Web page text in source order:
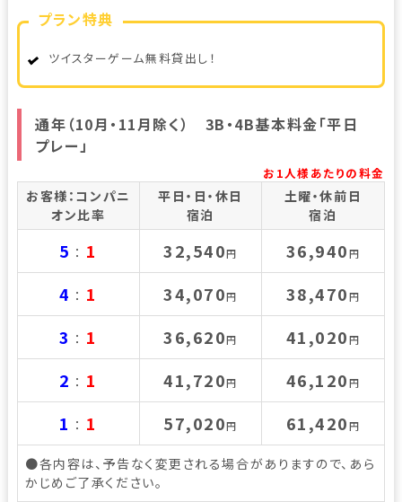
プラン特典
ツイスターゲーム無料貸出し！
通年（10月・11月除く） 3B・4B基本料金「平日
プレー」
お1人様あたりの料金
お客様：コンパニ
オン比率
平日・日・休日
宿泊
土曜・休前日
宿泊
5 ： 1 32,540円 36,940円
4 ： 1 34,070円 38,470円
3 ： 1 36,620円 41,020円
2 ： 1 41,720円 46,120円
1 ： 1 57,020円 61,420円
●各内容は、予告なく変更される場合がありますので、あら
かじめご了承ください。